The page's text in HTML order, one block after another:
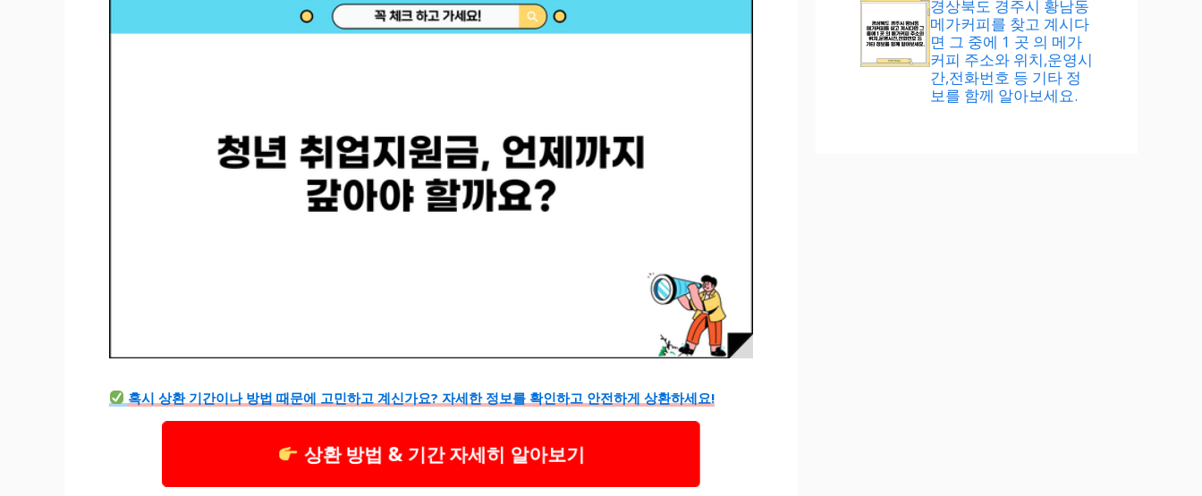
혹시 상환 기간이나 방법 때문에 고민하고 계신가요? 자세한 정보를 확인하고 안전하게 상환하세요!
상환 방법 & 기간 자세히 알아보기
경상북도 경주시 황남동
메가커피를 찾고 계시다
면 그 중에 1 곳 의 메가
커피 주소와 위치,운영시
간,전화번호 등 기타 정
보를 함께 알아보세요.